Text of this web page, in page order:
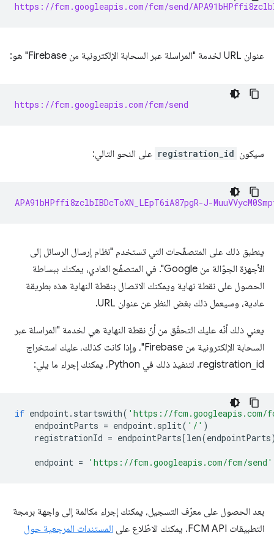
https://fcm.googleapis.com/fcm/send/
عنوان URL لخدمة "المراسلة عبر السحابة الإلكترونية من Firebase" هو:
https://fcm.googleapis.com/fcm/send
سيكون registration_id على النحو التالي:
APA91bHPffi8zclbIBDcToXN_LEpT6iA87pgR-J-
ينطبق ذلك على المتصفّحات التي تستخدم "نظام إرسال الرسائل إلى
الأجهزة الجوّالة من Google". في المتصفّح العادي، يمكنك ببساطة
الحصول على نقطة نهاية ويمكنك الاتصال بنقطة النهاية هذه بطريقة
عادية، وسيعمل ذلك بغض النظر عن عنوان URL.
يعني ذلك أنّه عليك التحقّق من أنّ نقطة النهاية هي لخدمة "المراسلة عبر
السحابة الإلكترونية من Firebase"، وإذا كانت كذلك، عليك استخراج
registration_id. لتنفيذ ذلك في Python، يمكنك إجراء ما يلي:
if endpoint. startswith( 'https://fcm.googleapis.com/
endpointParts = endpoint. split( '/' )
registrationId = endpointParts [len(endpointParts
endpoint = 'https://fcm.googleapis.com/fcm/send'
بعد الحصول على معرّف التسجيل، يمكنك إجراء مكالمة إلى واجهة برمجة
التطبيقات FCM API. يمكنك الاطّلاع على
المستندات المرجعية حول